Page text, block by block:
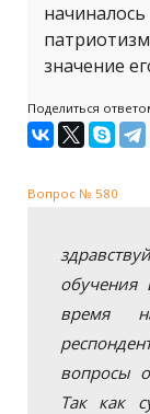
значение
Поделиться
Вопрос № 580
обучения
время
вопросы
Так как